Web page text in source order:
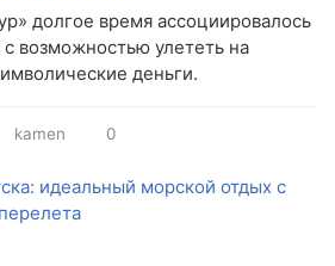
долгое время ассоциировалось
возможностью улететь на
деньги.
kamen 0